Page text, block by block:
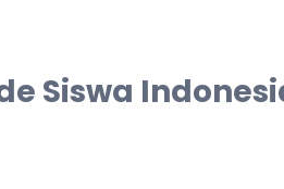
Siswa